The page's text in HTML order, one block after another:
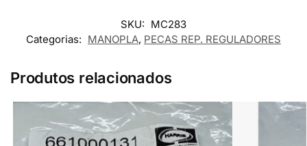
SKU: MC283
Categorias: MANOPLA, PECAS REP. REGULADORES
Produtos relacionados